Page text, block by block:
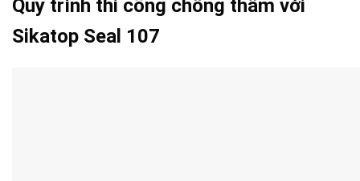
Quy trình thi công chống thấm với
Sikatop Seal 107